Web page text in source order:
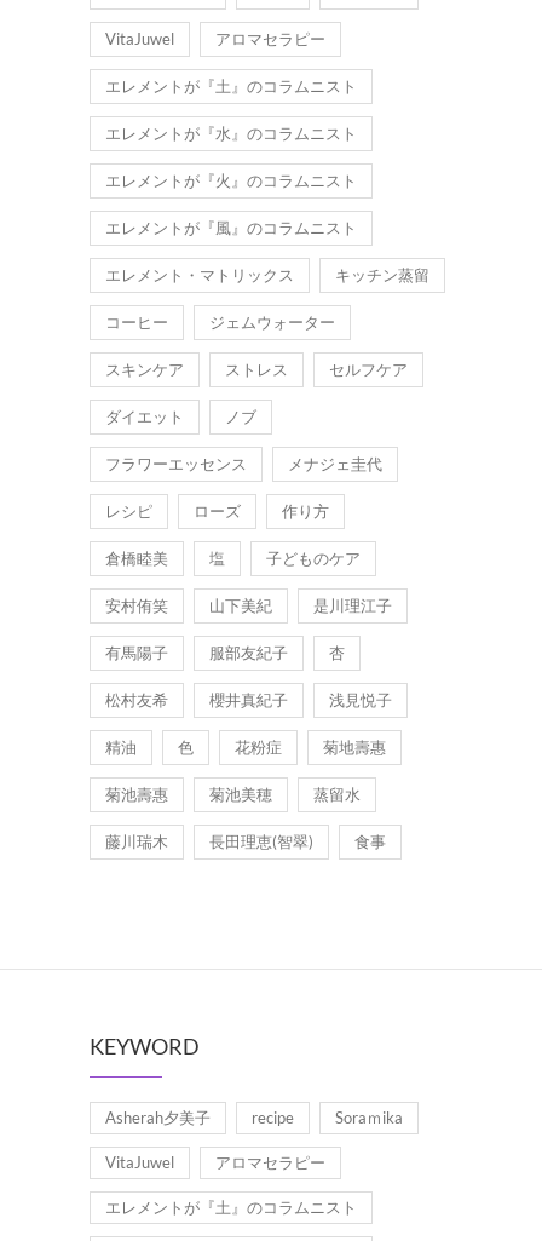
VitaJuwel アロマセラピー
エレメントが『土』のコラムニスト
エレメントが『水』のコラムニスト
エレメントが『火』のコラムニスト
エレメントが『風』のコラムニスト
エレメント・マトリックス キッチン蒸留
コーヒー ジェムウォーター
スキンケア ストレス セルフケア
ダイエット ノブ
フラワーエッセンス メナジェ圭代
レシピ ローズ 作り方
倉橋睦美 塩 子どものケア
安村侑笑 山下美紀 是川理江子
有馬陽子 服部友紀子 杏
松村友希 櫻井真紀子 浅見悦子
精油 色 花粉症 菊地壽惠
菊池壽惠 菊池美穂 蒸留水
藤川瑞木 長田理恵(智翠) 食事
KEYWORD
Asherah夕美子 recipe Soraｍika
VitaJuwel アロマセラピー
エレメントが『土』のコラムニスト